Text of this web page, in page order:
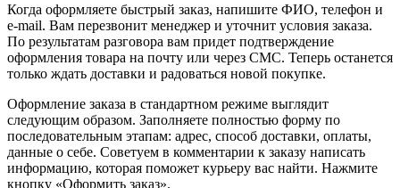
Когда оформляете быстрый заказ, напишите ФИО, телефон и
e-mail. Вам перезвонит менеджер и уточнит условия заказа.
По результатам разговора вам придет подтверждение
оформления товара на почту или через СМС. Теперь останется
только ждать доставки и радоваться новой покупке.
Оформление заказа в стандартном режиме выглядит
следующим образом. Заполняете полностью форму по
последовательным этапам: адрес, способ доставки, оплаты,
данные о себе. Советуем в комментарии к заказу написать
информацию, которая поможет курьеру вас найти. Нажмите
кнопку «Оформить заказ».